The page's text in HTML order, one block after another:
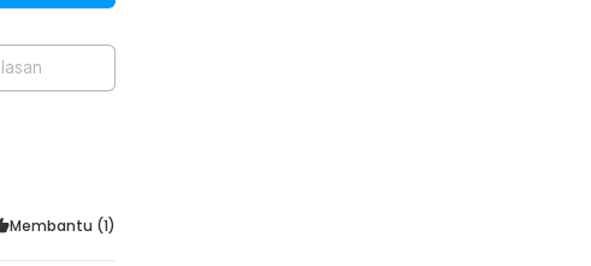
Membantu (1)